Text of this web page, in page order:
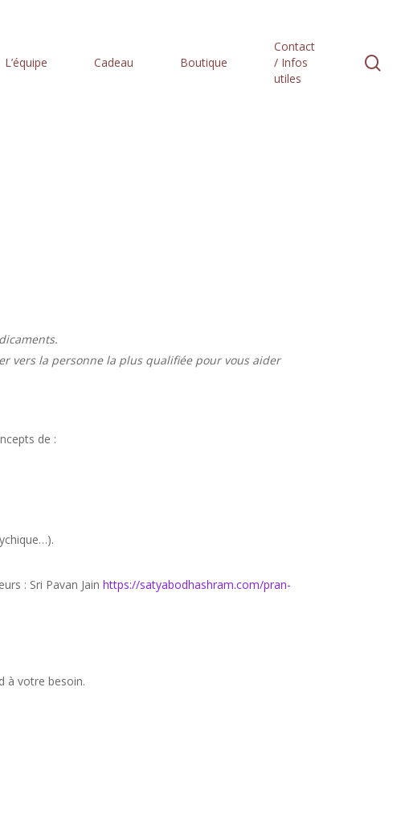
L’équipe Cadeau Boutique
Contact
/ Infos
utiles
vers la personne la plus qualifiée pour vous aider
de :
: Sri Pavan Jainhttps://satyabodhashram.com/pran-
à votre besoin.